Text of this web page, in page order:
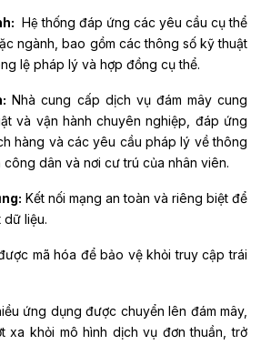
Hệthống đáp ứng các yêu cầu cụ thể
ngành, bao gồm các thông số kỹ thuật
lệ pháp lý và hợp đồng cụ thể.
Nhà cung cấp dịch vụ đám mây cung
và vận hành chuyên nghiệp, đáp ứng
hàng và các yêu cầu pháp lý về thông
công dân và nơi cư trú của nhân viên.
Kết nối mạng an toàn và riêng biệt để
dữ liệu.
mã hóa để bảo vệ khỏi truy cập trái
ứng dụng được chuyển lên đám mây,
xa khỏi mô hình dịch vụ đơn thuần, trở